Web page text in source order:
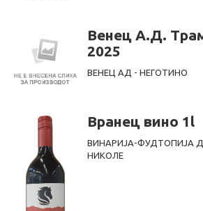
Венец А.Д.
2025
ВЕНЕЦ АД - НЕГОТИНО
Вранец вино 1l
ВИНАРИЈА-ФУДТОПИЈА
НИКОЛЕ